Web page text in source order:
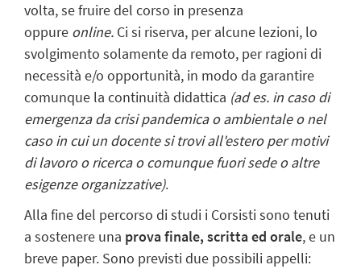
volta, se fruire del corso in presenza
oppure online. Ci si riserva, per alcune lezioni, lo
svolgimento solamente da remoto, per ragioni di
necessità e/o opportunità, in modo da garantire
comunque la continuità didattica (ad es. in caso di
emergenza da crisi pandemica o ambientale o nel
caso in cui un docente si trovi all'estero per motivi
di lavoro o ricerca o comunque fuori sede o altre
esigenze organizzative).
Alla fine del percorso di studi i Corsisti sono tenuti
a sostenere una prova finale, scritta ed orale, e un
breve paper. Sono previsti due possibili appelli: